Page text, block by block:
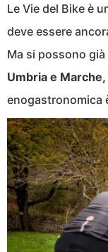
Le Vie del Bike è
deve essere
Ma si possono
Umbria e Marche,
enogastronomica